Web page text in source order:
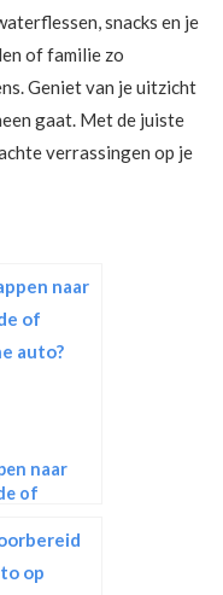
snacks en je
of familie zo
Geniet van je uitzicht
gaat. Met de juiste
verrassingen op je
naar
of